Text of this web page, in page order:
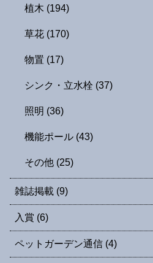
植木 (194)
草花 (170)
物置 (17)
シンク・立水栓 (37)
照明 (36)
機能ポール (43)
その他 (25)
雑誌掲載 (9)
入賞 (6)
ペットガーデン通信 (4)